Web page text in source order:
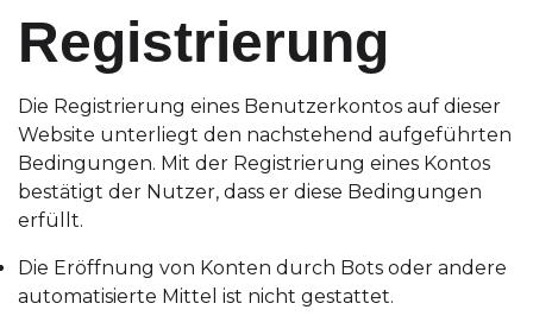
Registrierung
Die Registrierung eines Benutzerkontos auf dieser
Website unterliegt den nachstehend aufgeführten
Bedingungen. Mit der Registrierung eines Kontos
bestätigt der Nutzer, dass er diese Bedingungen
erfüllt.
Die Eröffnung von Konten durch Bots oder andere
automatisierte Mittel ist nicht gestattet.